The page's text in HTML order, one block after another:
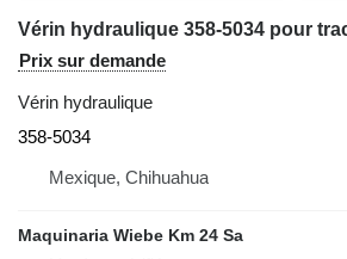
Prix sur demande
Vérin hydraulique
358-5034
Mexique, Chihuahua
Maquinaria Wiebe Km 24 Sa